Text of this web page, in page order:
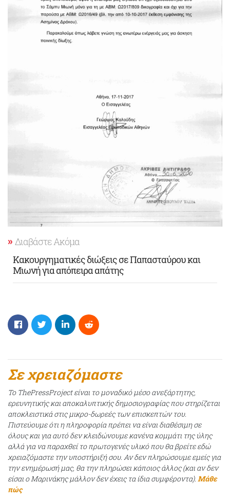
Διαβάστε Ακόμα
Κακουργηματικές διώξεις σε Παπασταύρου και
Μιωνή για απόπειρα απάτης
Σε χρειαζόμαστε
Το ThePressProject είναι το μοναδικό μέσο ανεξάρτητης,
ερευνητικής και αποκαλυπτικής δημοσιογραφίας που στηρίζεται
αποκλειστικά στις μικρο-δωρεές των επισκεπτών του.
Πιστεύουμε ότι η πληροφορία πρέπει να είναι διαθέσιμη σε
όλους και για αυτό δεν κλειδώνουμε κανένα κομμάτι της ύλης
αλλά για να παραχθεί το πρωτογενές υλικό που θα βρείτε εδώ
χρειαζόμαστε την υποστήριξή σου. Αν δεν πληρώσουμε εμείς για
την ενημέρωσή μας, θα την πληρώσει κάποιος άλλος (και αν δεν
είσαι ο Μαρινάκης μάλλον δεν έχεις τα ίδια συμφέροντα). Μάθε
πώς